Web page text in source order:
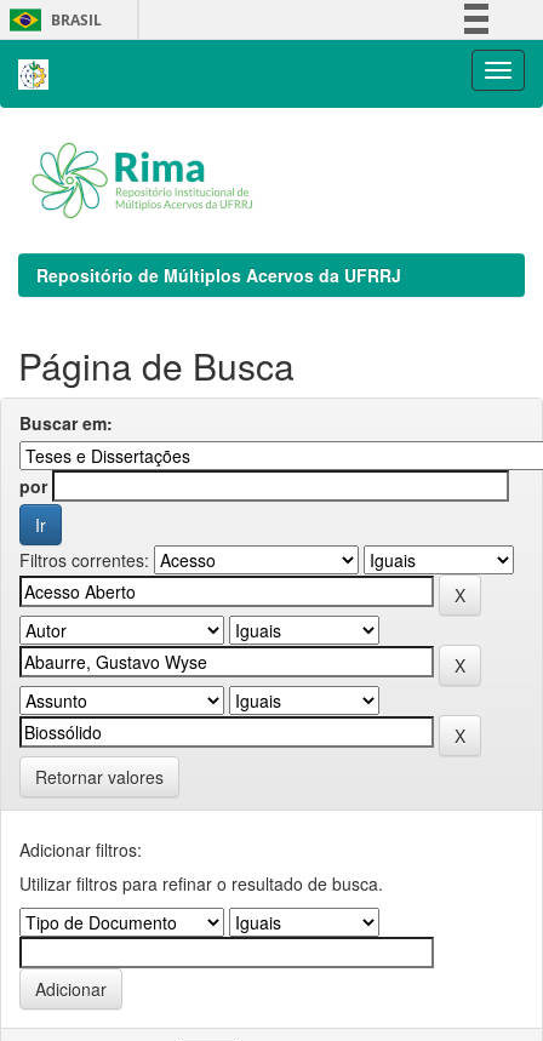
Skip
navigation
BRASIL
Repositório de Múltiplos Acervos da UFRRJ
Página de Busca
Buscar em:
por
Filtros correntes:
Retornar valores
Adicionar filtros:
Utilizar filtros para refinar o resultado de busca.